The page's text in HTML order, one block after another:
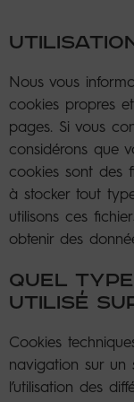
Nous vous
cookies propres
pages. Si vous
considérons que
cookies sont des
à stocker tout
utilisons ces
obtenir des
QUEL
UTILISÉ
Cookies
navigation sur un
l’utilisation des